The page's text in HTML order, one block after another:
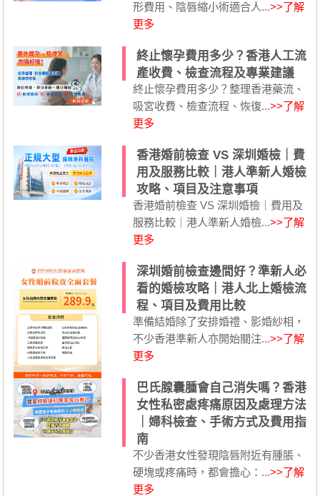
形費用、陰唇縮小術適合人...>>了解
更多
終止懷孕費用多少？香港人工流
產收費、檢查流程及專業建議
終止懷孕費用多少？整理香港藥流、
吸宮收費、檢查流程、恢復...>>了解
更多
香港婚前檢查 VS 深圳婚檢｜費
用及服務比較｜港人準新人婚檢
攻略、項目及注意事項
香港婚前檢查 VS 深圳婚檢｜費用及
服務比較｜港人準新人婚檢...>>了解
更多
深圳婚前檢查邊間好？準新人必
看的婚檢攻略｜港人北上婚檢流
程、項目及費用比較
準備結婚除了安排婚禮、影婚紗相，
不少香港準新人亦開始關注...>>了解
更多
巴氏腺囊腫會自己消失嗎？香港
女性私密處疼痛原因及處理方法
｜婦科檢查、手術方式及費用指
南
不少香港女性發現陰唇附近有腫脹、
硬塊或疼痛時，都會擔心：...>>了解
更多